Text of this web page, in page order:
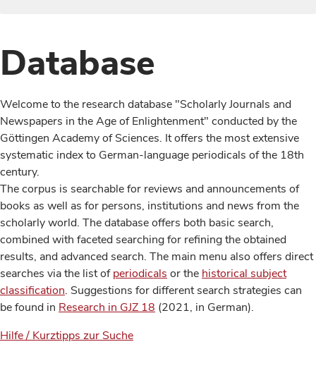
Database
Welcome to the research database "Scholarly Journals and
Newspapers in the Age of Enlightenment" conducted by the
Göttingen Academy of Sciences. It offers the most extensive
systematic index to German-language periodicals of the 18th
century.
The corpus is searchable for reviews and announcements of
books as well as for persons, institutions and news from the
scholarly world. The database offers both basic search,
combined with faceted searching for refining the obtained
results, and advanced search. The main menu also offers direct
searches via the list ofperiodicals or the historical subject
classification. Suggestions for different search strategies can
be found in Research in GJZ 18 (2021, in German).
Hilfe / Kurztipps zur Suche